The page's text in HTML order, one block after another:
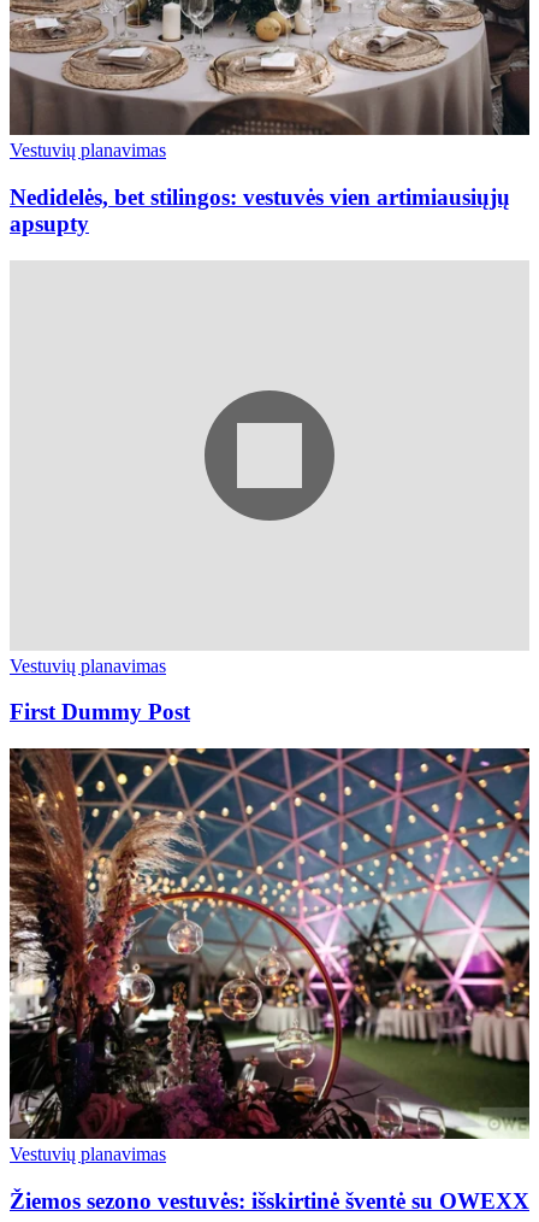
Vestuvių planavimas
Nedidelės, bet stilingos: vestuvės vien artimiausiųjų
apsupty
Vestuvių planavimas
First Dummy Post
Vestuvių planavimas
Žiemos sezono vestuvės: išskirtinė šventė su OWEXX